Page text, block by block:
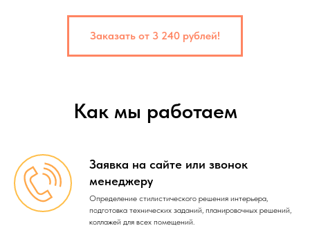
Заказать от 3 240 рублей!
Как мы работаем
Заявка на сайте или звонок
менеджеру
Определение стилистического решения интерьера,
подготовка технических заданий, планировочных решений,
коллажей для всех помещений.